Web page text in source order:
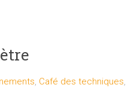
, Café des techniques,